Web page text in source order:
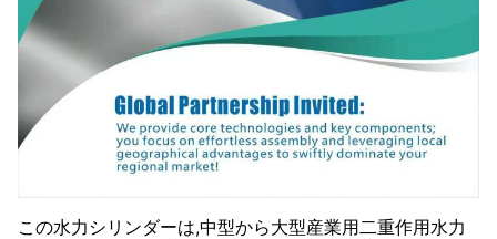
この水力シリンダーは,中型から大型産業用二重作用水力